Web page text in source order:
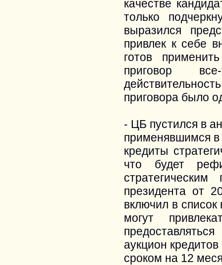
качестве
только
выразился
привлек к себе
готов
приговор
приговора было
- ЦБ пустился в
применявшимся в
кредиты
что будет
президента от
включил в
могут
аукцион
сроком на 12